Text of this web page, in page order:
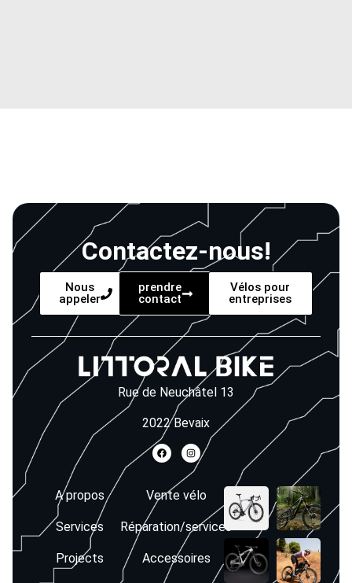
Contactez-nous!
Nous
appeler
prendre
contact
Vélos pour
entreprises
Rue de Neuchâtel 13
2022 Bevaix
A propos
Services
Projects
Vente vélo
Réparation/services
Accessoires